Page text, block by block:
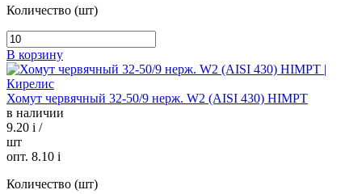
Количество (шт)
В корзину
Хомут червячный 32-50/9 нерж. W2 (AISI 430) HIMPT
в наличии
9.20 i /
шт
опт. 8.10 i
Количество (шт)